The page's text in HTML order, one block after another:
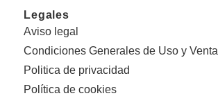
Legales
Aviso legal
Condiciones Generales de Uso y Venta
Politica de privacidad
Política de cookies